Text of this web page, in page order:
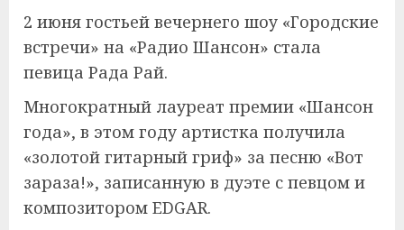
2 июня гостьей вечернего шоу «Городские
встречи» на «Радио Шансон» стала
певица Рада Рай.
Многократный лауреат премии «Шансон
года», в этом году артистка получила
«золотой гитарный гриф» за песню «Вот
зараза!», записанную в дуэте с певцом и
композитором EDGAR.